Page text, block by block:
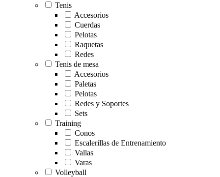
Tenis
Accesorios
Cuerdas
Pelotas
Raquetas
Redes
Tenis de mesa
Accesorios
Paletas
Pelotas
Redes y Soportes
Sets
Training
Conos
Escalerillas de Entrenamiento
Vallas
Varas
Volleyball